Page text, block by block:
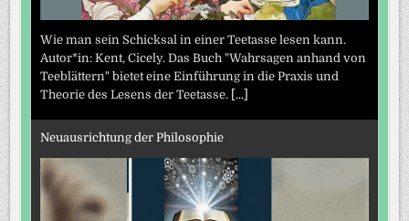
Wie man sein Schicksal in einer Teetasse lesen kann.
Autor*in: Kent, Cicely. Das Buch "Wahrsagen anhand von
Teeblättern" bietet eine Einführung in die Praxis und
Theorie des Lesens der Teetasse. [...]
Neuausrichtung der Philosophie